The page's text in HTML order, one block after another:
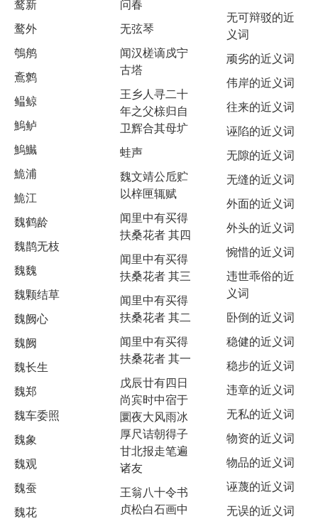
鹜新
鹜外
鴮鸼
鴍鹩
鳁鲸
鰞鲈
鰞鱡
鮠浦
鮠江
魏鹤龄
魏鹊无枝
魏魏
魏颗结草
魏阙心
魏阙
魏长生
魏郑
魏车委照
魏象
魏观
魏蚕
魏花
问春
无弦琴
闻汉槎谪戍宁
古塔
王乡人寻二十
年之父榇归自
卫辉合其母圹
蛙声
魏文靖公卮贮
以梓匣辄赋
闻里中有买得
扶桑花者 其四
闻里中有买得
扶桑花者 其三
闻里中有买得
扶桑花者 其二
闻里中有买得
扶桑花者 其一
戊辰廿有四日
尚宾时中宿于
圜夜大风雨冰
厚尺诘朝得子
甘北报走笔遍
诸友
王翁八十令书
贞松白石画中
无可辩驳的近
义词
顽劣的近义词
伟岸的近义词
往来的近义词
诬陷的近义词
无隙的近义词
无缝的近义词
外面的近义词
外头的近义词
惋惜的近义词
违世乖俗的近
义词
卧倒的近义词
稳健的近义词
稳步的近义词
违章的近义词
无私的近义词
物资的近义词
物品的近义词
诬蔑的近义词
无误的近义词